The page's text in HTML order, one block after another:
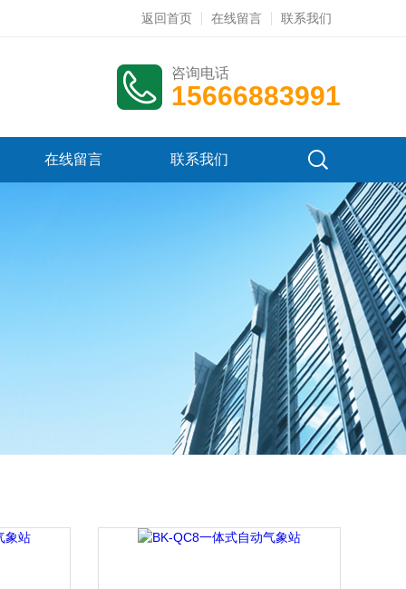
返回首页 在线留言 联系我们
咨询电话
15666883991
在线留言 联系我们